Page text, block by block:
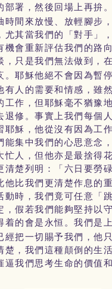
部署，然後回場上再拚
時間來放慢、放輕腳步
尤其當我們的「對手」
機會重新評估我們的路
，只是我們無法做到，
。耶穌他絕不會因為
有人的需要和情感，雖
工作，但耶穌毫不猶豫
退修。事實上我們每個
耶穌，他從沒有因為工
能集中我們的心思意念
忙人，但他亦是最捨得
清楚列明：「六日要勞
他比我們更清楚作息的
動時，我們竟可任意「
，假若我們能夠堅持以
着的會是永恒。我們是
經把一切賜予我們，他
楚，我們這種顛倒的生
逼我們思考生命的價值